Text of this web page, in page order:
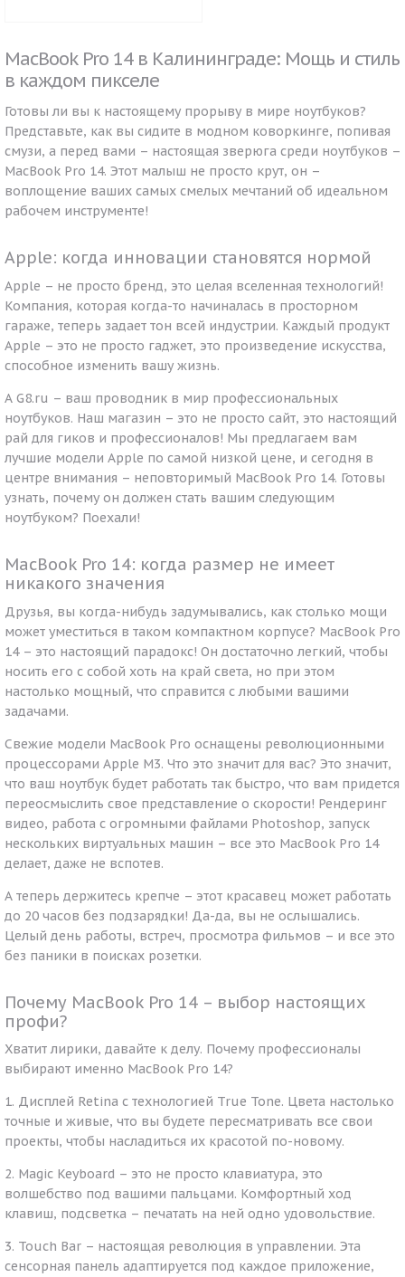
MacBook Pro 14 в Калининграде: Мощь и стиль
в каждом пикселе
Готовы ли вы к настоящему прорыву в мире ноутбуков?
Представьте, как вы сидите в модном коворкинге, попивая
смузи, а перед вами – настоящая зверюга среди ноутбуков –
MacBook Pro 14. Этот малыш не просто крут, он –
воплощение ваших самых смелых мечтаний об идеальном
рабочем инструменте!
Apple: когда инновации становятся нормой
Apple – не просто бренд, это целая вселенная технологий!
Компания, которая когда-то начиналась в просторном
гараже, теперь задает тон всей индустрии. Каждый продукт
Apple – это не просто гаджет, это произведение искусства,
способное изменить вашу жизнь.
А G8.ru – ваш проводник в мир профессиональных
ноутбуков. Наш магазин – это не просто сайт, это настоящий
рай для гиков и профессионалов! Мы предлагаем вам
лучшие модели Apple по самой низкой цене, и сегодня в
центре внимания – неповторимый MacBook Pro 14. Готовы
узнать, почему он должен стать вашим следующим
ноутбуком? Поехали!
MacBook Pro 14: когда размер не имеет
никакого значения
Друзья, вы когда-нибудь задумывались, как столько мощи
может уместиться в таком компактном корпусе? MacBook Pro
14 – это настоящий парадокс! Он достаточно легкий, чтобы
носить его с собой хоть на край света, но при этом
настолько мощный, что справится с любыми вашими
задачами.
Свежие модели MacBook Pro оснащены революционными
процессорами Apple M3. Что это значит для вас? Это значит,
что ваш ноутбук будет работать так быстро, что вам придется
переосмыслить свое представление о скорости! Рендеринг
видео, работа с огромными файлами Photoshop, запуск
нескольких виртуальных машин – все это MacBook Pro 14
делает, даже не вспотев.
А теперь держитесь крепче – этот красавец может работать
до 20 часов без подзарядки! Да-да, вы не ослышались.
Целый день работы, встреч, просмотра фильмов – и все это
без паники в поисках розетки.
Почему MacBook Pro 14 – выбор настоящих
профи?
Хватит лирики, давайте к делу. Почему профессионалы
выбирают именно MacBook Pro 14?
1. Дисплей Retina с технологией True Tone. Цвета настолько
точные и живые, что вы будете пересматривать все свои
проекты, чтобы насладиться их красотой по-новому.
2. Magic Keyboard – это не просто клавиатура, это
волшебство под вашими пальцами. Комфортный ход
клавиш, подсветка – печатать на ней одно удовольствие.
3. Touch Bar – настоящая революция в управлении. Эта
сенсорная панель адаптируется под каждое приложение,